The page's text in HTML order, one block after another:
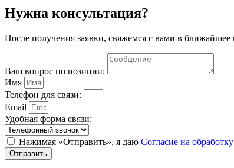
средства,
Нужна консультация?
После получения заявки, свяжемся с вами в
Ваш вопрос по позиции:
Имя
Телефон для связи:
Email
Удобная форма связи:
Нажимая «Отправить», я даю Согласие на
Отправить